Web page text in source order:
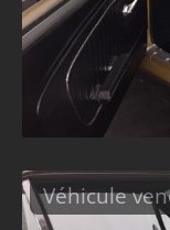
Véhicule